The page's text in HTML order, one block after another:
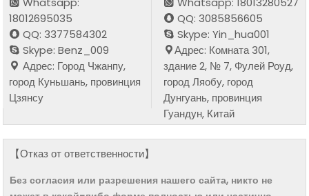
18012695035
QQ: 3377584302
Skype: Benz_009
Адрес: Город Чжанпу,
город Куньшань, провинция
Цзянсу
QQ: 3085856605
Skype: Yin_hua001
Адрес: Комната 301,
здание 2, № 7, Фулей Роуд,
город Ляобу, город
Дунгуань, провинция
Гуандун, Китай
【Отказ от ответственности】
Без согласия или разрешения нашего сайта, никто не